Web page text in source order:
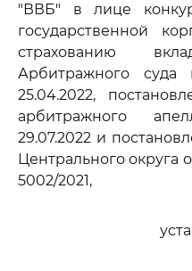
"ВВБ" в лице
государственной
страхованию
Арбитражного суда
25.04.2022,
арбитражного
29.07.2022 и
Центрального округа
5002/2021,